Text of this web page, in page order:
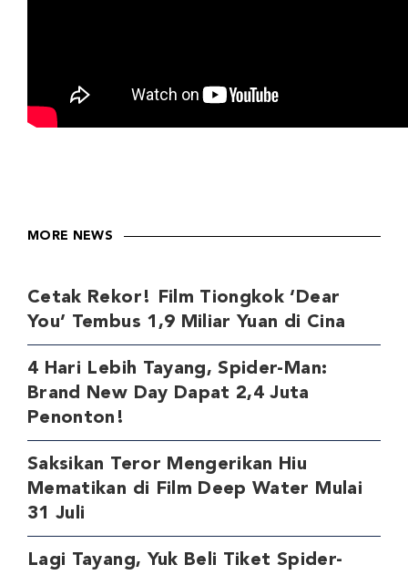
MORE NEWS
Cetak Rekor! Film Tiongkok ‘Dear
You’ Tembus 1,9 Miliar Yuan di Cina
4 Hari Lebih Tayang, Spider-Man:
Brand New Day Dapat 2,4 Juta
Penonton!
Saksikan Teror Mengerikan Hiu
Mematikan di Film Deep Water Mulai
31 Juli
Lagi Tayang, Yuk Beli Tiket Spider-